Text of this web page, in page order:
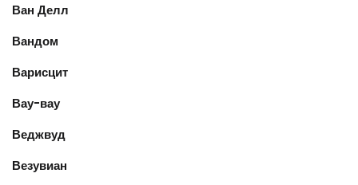
Ван Делл
Вандом
Варисцит
Вау-вау
Веджвуд
Везувиан